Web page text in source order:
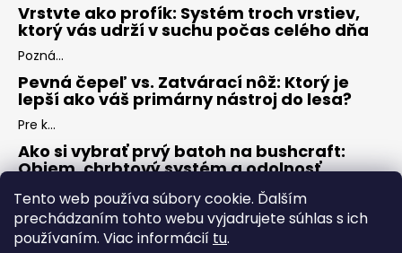
Tento web používa súbory cookie. Ďalším
prechádzaním tohto webu vyjadrujete súhlas s ich
používaním. Viac informácií tu.
Vrstvte ako profík: Systém troch vrstiev,
ktorý vás udrží v suchu počas celého dňa
Pozná...
Pevná čepeľ vs. Zatvárací nôž: Ktorý je
lepší ako váš primárny nástroj do lesa?
Pre k...
Ako si vybrať prvý batoh na bushcraft:
Objem, chrbtový systém a odolnosť
Keď s...
ARCHÍV